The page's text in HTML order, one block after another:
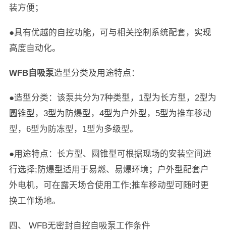
装方便；
●具有优越的自控功能，可与相关控制系统配套，实现
高度自动化。
WFB自吸泵造型分类及用途特点：
●造型分类：该泵共分为7种类型，1型为长方型，2型为
圆锥型，3型为防爆型，4型为户外型，5型为推车移动
型，6型为防冻型，1型为多级型。
●用途特点：长方型、圆锥型可根据现场的安装空间进
行选择;防爆型适用于易燃、易爆环境；户外型配套户
外电机，可在露天场合使用工作;推车移动型可随时更
换工作场地。
四、 WFB无密封自控自吸泵工作条件